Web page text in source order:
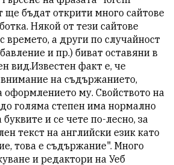
ще бъдат открити много сайтове
Някой от тези сайтове
времето, а други по случайност
и пр.) биват оставяни в
вид.Известен факт е, че
на съдържанието,
оформлението му. Свойството на
голяма степен има нормално
и се чете по-лесно, за
текст на английски език като
това е съдържание". Много
и редактори на Уеб